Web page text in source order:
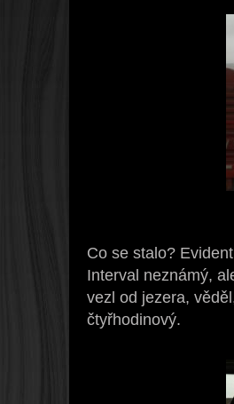
Co se stalo?
Interval neznámý,
vezl od jezera,
čtyřhodinový.